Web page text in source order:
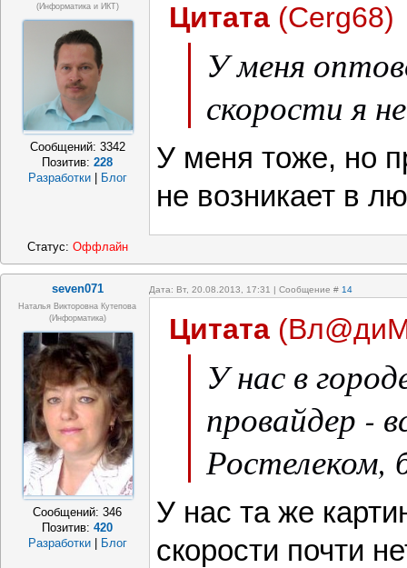
(информатика и ИКТ)
Сообщений: 3342
Позитив:228
Разработки
Блог
Цитата (Cerg68)
У меня
скорости я
У меня тоже, но
не возникает в
Статус: Оффлайн
seven071 Дата: Вт, 20.08.2013, 17:31 | Сообщение # 14
Наталья Викторовна Кутепова
(Информатика)
Сообщений:346
Позитив:420
Разработки | Блог
Цитата (
У нас в
провайдер -
Ростелеком,
У нас та же
скорости почти